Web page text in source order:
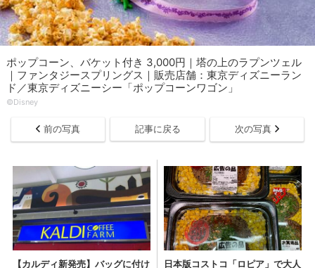
ポップコーン、バケット付き 3,000円｜塔の上のラプンツェル
｜ファンタジースプリングス｜販売店舗：東京ディズニーラン
ド／東京ディズニーシー「ポップコーンワゴン」
©Disney
前の写真 記事に戻る 次の写真